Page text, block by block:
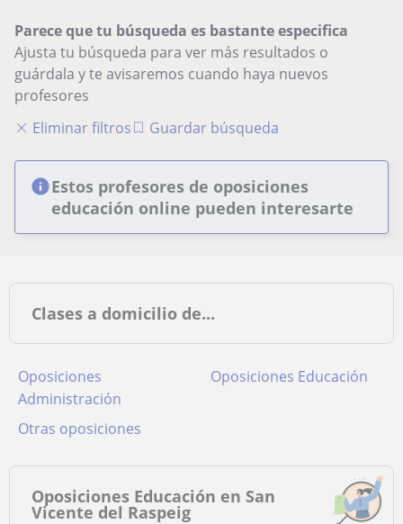
Parece que tu búsqueda es bastante especifica
Ajusta tu búsqueda para ver más resultados o
guárdala y te avisaremos cuando haya nuevos
profesores
Eliminar filtros
Guardar búsqueda
Estos profesores de oposiciones
educación online pueden interesarte
Clases a domicilio de...
Oposiciones
Administración
Oposiciones Educación
Otras oposiciones
Oposiciones Educación en San
Vicente del Raspeig